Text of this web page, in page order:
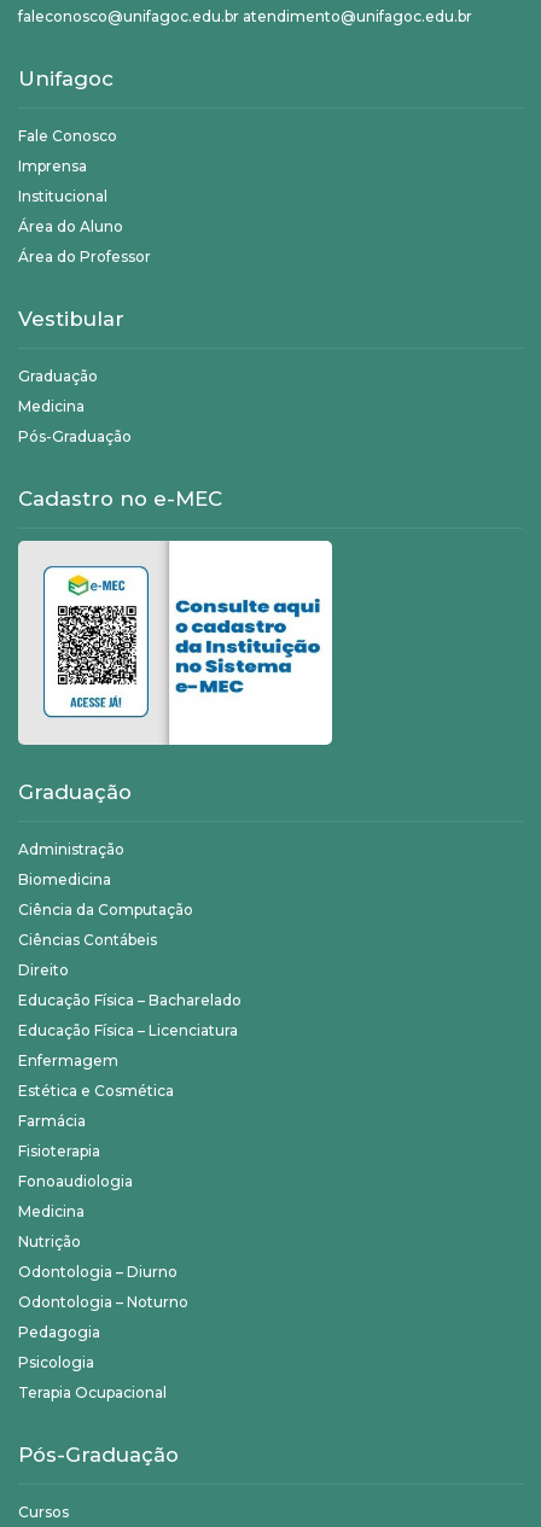
faleconosco@unifagoc.edu.br atendimento@unifagoc.edu.br
Unifagoc
Fale Conosco
Imprensa
Institucional
Área do Aluno
Área do Professor
Vestibular
Graduação
Medicina
Pós-Graduação
Cadastro no e-MEC
Graduação
Administração
Biomedicina
Ciência da Computação
Ciências Contábeis
Direito
Educação Física – Bacharelado
Educação Física – Licenciatura
Enfermagem
Estética e Cosmética
Farmácia
Fisioterapia
Fonoaudiologia
Medicina
Nutrição
Odontologia – Diurno
Odontologia – Noturno
Pedagogia
Psicologia
Terapia Ocupacional
Pós-Graduação
Cursos